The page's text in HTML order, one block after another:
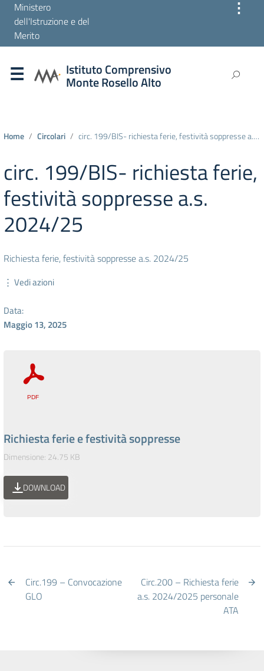
Ministero
dell'Istruzione e del
Merito
⋮
Istituto Comprensivo
Monte Rosello Alto
Home Circolari circ. 199/BIS- richiesta ferie, festività soppresse a.s. 2024/25
circ. 199/BIS- richiesta ferie,
festività soppresse a.s.
2024/25
Richiesta ferie, festività soppresse a.s. 2024/25
⋮ Vedi azioni
Data:
Maggio 13, 2025
Richiesta ferie e festività soppresse
Dimensione: 24.75 KB
DOWNLOAD
Circ.199 – Convocazione
GLO
Circ.200 – Richiesta ferie
a.s. 2024/2025 personale
ATA